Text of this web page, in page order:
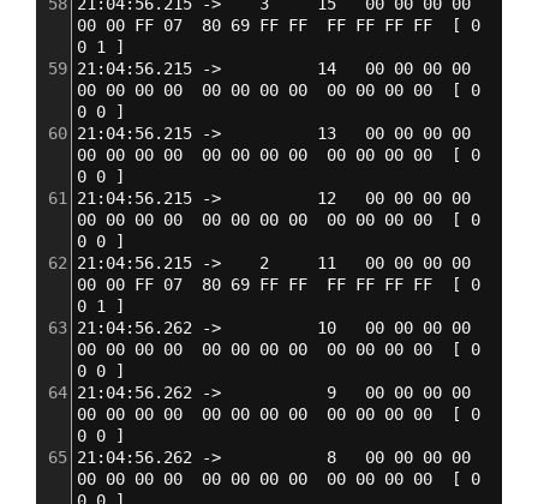
00 00 FF 07  80 69 FF FF  FF FF FF FF
[
0
0 1
]
59 21:04:56.215 ->          14   00 00 00 00
00 00 00 00  00 00 00 00  00 00 00 00
[
0
0 0
]
60 21:04:56.215 ->          13   00 00 00 00
00 00 00 00  00 00 00 00  00 00 00 00
[
0
0 0
]
61
21:04:56.215 ->          12   00 00 00 00
00 00 00 00  00 00 00 00  00 00 00 00
[
0
0 0
]
62
21:04:56.215 ->    2     11   00 00 00 00
00 00 FF 07  80 69 FF FF  FF FF FF FF
[
0
0 1
]
63 21:04:56.262 ->          10   00 00 00 00
00 00 00 00  00 00 00 00  00 00 00 00
[
0
0 0
]
64 21:04:56.262 ->           9   00 00 00 00
00 00 00 00  00 00 00 00  00 00 00 00
[
0
0 0
]
65 21:04:56.262 ->           8   00 00 00 00
00 00 00 00  00 00 00 00  00 00 00 00
[
0
0 0
]